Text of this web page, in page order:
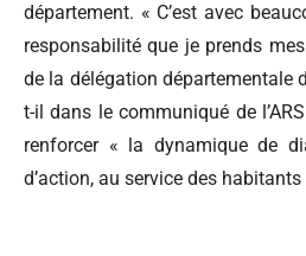
département. « C’est avec
responsabilité que je prends
de la délégation départementale
t-il dans le communiqué de
renforcer « la dynamique de
d’action, au service des habitants